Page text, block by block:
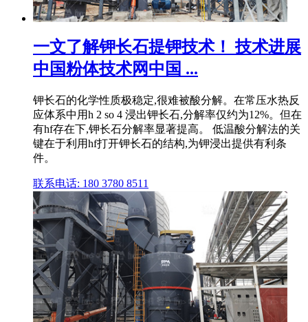
一文了解钾长石提钾技术！ 技术进展
中国粉体技术网中国 ...
钾长石的化学性质极稳定,很难被酸分解。在常压水热反
应体系中用h 2 so 4 浸出钾长石,分解率仅约为12%。但在
有hf存在下,钾长石分解率显著提高。 低温酸分解法的关
键在于利用hf打开钾长石的结构,为钾浸出提供有利条
件。
联系电话: 180 3780 8511